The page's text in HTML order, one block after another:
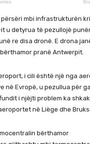
mbi infrastrukturën
u detyrua të pezullojë
re disa dronë. E drona
pranë Antwerpit.
i cili është një nga
në Evropë, u pezullua për
i njëjti problem ka
në Liège dhe
bërthamor